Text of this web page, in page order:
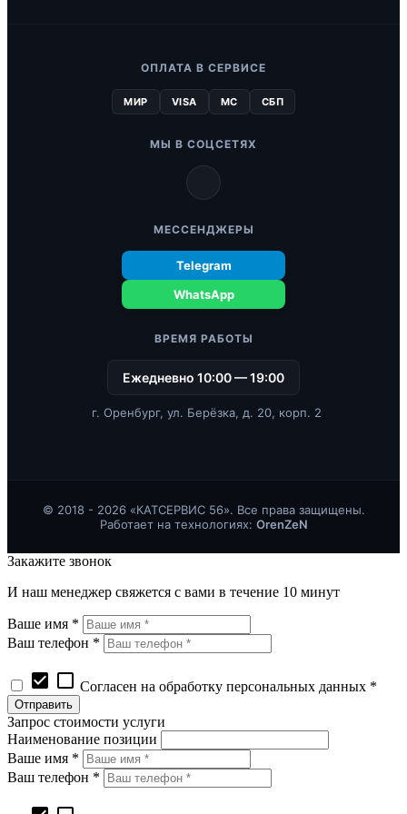
ОПЛАТА В СЕРВИСЕ
МИР VISA MC СБП
МЫ В СОЦСЕТЯХ
МЕССЕНДЖЕРЫ
Telegram
WhatsApp
ВРЕМЯ РАБОТЫ
Ежедневно 10:00 — 19:00
г. Оренбург, ул. Берёзка, д. 20, корп. 2
© 2018 - 2026 «КАТСЕРВИС 56». Все права защищены.
Работает на технологиях: OrenZeN
Закажите звонок
И наш менеджер свяжется с вами в течение 10 минут
Ваше имя *
Ваш телефон *
check_box check_box_outline_blank Согласен на обработку персональных данных *
Запрос стоимости услуги
Наименование позиции
Ваше имя *
Ваш телефон *